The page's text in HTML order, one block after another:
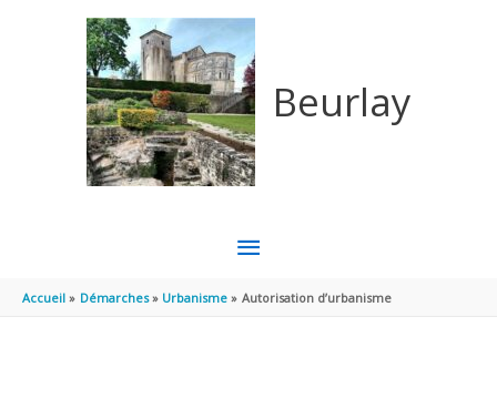
Beurlay
MENU
PRINCIPAL
Accueil Démarches Urbanisme Autorisation d’urbanisme